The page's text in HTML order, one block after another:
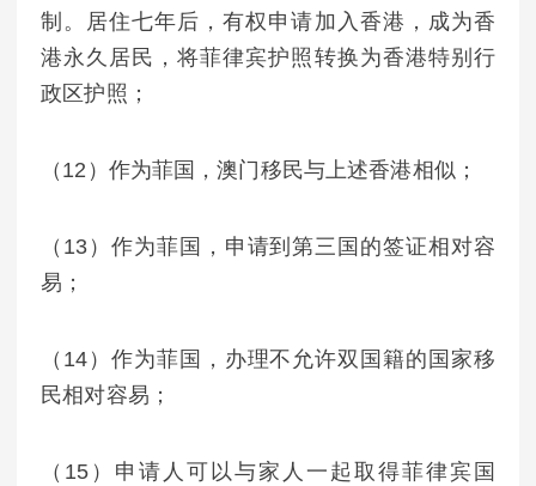
制。居住七年后，有权申请加入香港，成为香
港永久居民，将菲律宾护照转换为香港特别行
政区护照；
（12）作为菲国，澳门移民与上述香港相似；
（13）作为菲国，申请到第三国的签证相对容
易；
（14）作为菲国，办理不允许双国籍的国家移
民相对容易；
（15）申请人可以与家人一起取得菲律宾国